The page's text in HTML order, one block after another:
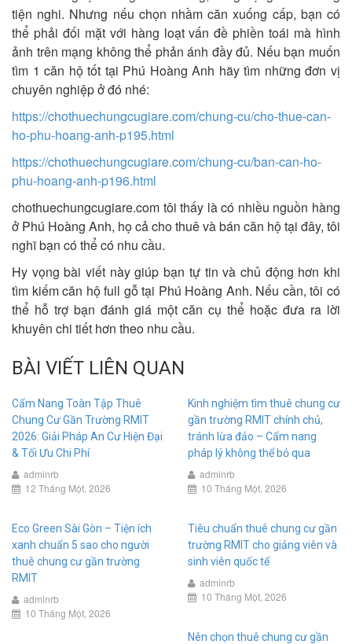
tiện nghi. Nhưng nếu chọn nhầm căn xuống cấp, bạn có
thể phải đối mặt với hàng loạt vấn đề phiền toái mà hình
ảnh trên mạng không thể phản ánh đầy đủ. Nếu bạn muốn
tìm 1 căn hộ tốt tại Phú Hoàng Anh hãy tìm những đơn vị
chuyên nghiệp ở đó nhé:
https://chothuechungcugiare.com/chung-cu/cho-thue-can-
ho-phu-hoang-anh-p195.html
https://chothuechungcugiare.com/chung-cu/ban-can-ho-
phu-hoang-anh-p196.html
chothuechungcugiare.com tôi thấy là có nhiều nguồn hàng
ở Phú Hoàng Anh, họ cả cho thuê và bán căn hộ tại đây, tôi
nghĩ bạn có thể có nhu cầu.
Hy vọng bài viết này giúp bạn tự tin và chủ động hơn khi
tìm kiếm căn hộ full gỗ tại Phú Hoàng Anh. Nếu cần, tôi có
thể hỗ trợ bạn đánh giá một căn cụ thể hoặc đưa ra lời
khuyên chi tiết hơn theo nhu cầu.
BÀI VIẾT LIÊN QUAN
Cẩm Nang Toàn Tập Thuê
Chung Cư Gần Trường RMIT
2026: Giải Pháp An Cư Hiện Đại
& Tối Ưu Chi Phí
adminrb
12 Tháng Một, 2026
Kinh nghiệm tìm thuê chung cư
gần trường RMIT chính chủ,
tránh lừa đảo – Cẩm nang
pháp lý không thể bỏ qua
adminrb
10 Tháng Một, 2026
Eco Green Sài Gòn – Tiện ích
xanh chuẩn 5 sao cho người
thuê chung cư gần trường
RMIT
adminrb
10 Tháng Một, 2026
Tiêu chuẩn thuê chung cư gần
trường RMIT cho giảng viên và
sinh viên quốc tế
adminrb
10 Tháng Một, 2026
Nên chọn thuê chung cư gần